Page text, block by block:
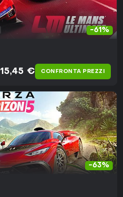
-61%
15,45 € CONFRONTA PREZZI
-63%